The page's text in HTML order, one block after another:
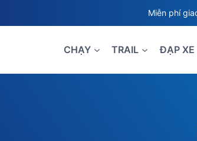
Miễn phí
CHẠY TRAIL ĐẠP XE